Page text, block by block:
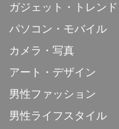
ガジェット・トレンド
パソコン・モバイル
カメラ・写真
アート・デザイン
男性ファッション
男性ライフスタイル